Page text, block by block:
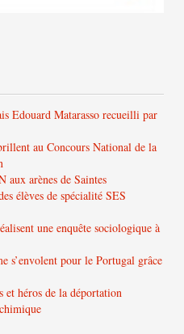
Edouard Matarasso recueilli par
au Concours National de la
aux arènes de Saintes
élèves de spécialité SES
une enquête sociologique à
s’envolent pour le Portugal grâce
et héros de la déportation